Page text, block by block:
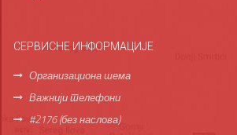
СЕРВИСНЕ ИНФОРМАЦИЈЕ
Организациона шема
Важнији телефони
#2176 (без наслова)